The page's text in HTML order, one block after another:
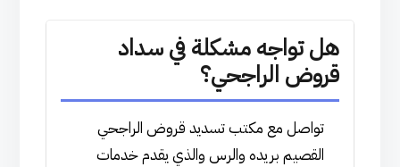
هل تواجه مشكلة في سداد
قروض الراجحي؟
تواصل مع مكتب تسديد قروض الراجحي
القصيم بريده والرس والذي يقدم خدمات